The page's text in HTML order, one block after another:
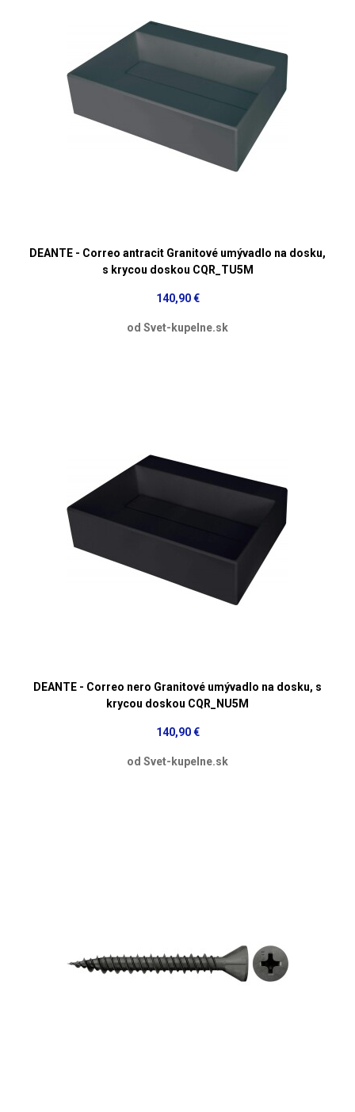
DEANTE - Correo antracit Granitové umývadlo na dosku,
s krycou doskou CQR_TU5M
140,90 €
od Svet-kupelne.sk
DEANTE - Correo nero Granitové umývadlo na dosku, s
krycou doskou CQR_NU5M
140,90 €
od Svet-kupelne.sk